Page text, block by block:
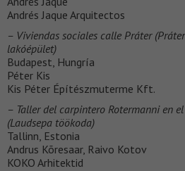
Andrés Jaque Arquitectos
– Viviendas sociales calle Práter
lakóépület)
Budapest, Hungría
Péter Kis
Kis Péter Építészmuterme Kft.
– Taller del carpintero Rotermanni en
(Laudsepa töökoda)
Tallinn, Estonia
Andrus Kõresaar, Raivo Kotov
KOKO Arhitektid